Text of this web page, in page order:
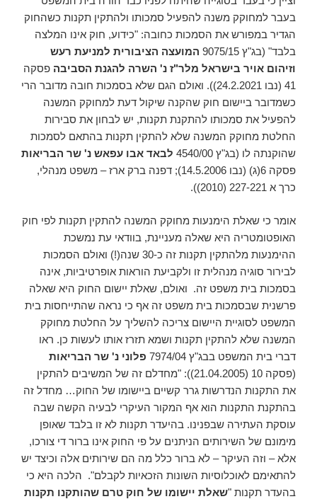
בעבר למחוקק משנה להפעיל סמכותו ולהתקין תקנות כשהחוק
הגדיר במפורש את הסמכות כחובה: "כידוע, חוק אינו המלצה
בלבד" (בג"ץ 9075/15
המועצה הציבורית למניעת רעש
וזיהום אויר בישראל מלר"ז נ' השרה להגנת הסביבה פסקה
41 (נבו 24.2.2021)). ואולם הגם שלא בסמכות חובה מדובר הרי
כשמדובר ביישום חוק שהקנה שיקול דעת למחוקק המשנה
להפעיל את סמכותו להתקנת תקנות, יש לבחון את סבירות
החלטת מחוקק המשנה שלא להתקין תקנות בהתאם לסמכות
שהוקנתה לו (בג"ץ 4540/00
לבאד אבו עפאש נ' שר הבריאות
פסקה 6(ג) (נבו 14.5.2006); דפנה ברק ארז – משפט מנהלי,
כרך א 227-221 (2010)).
אומר כי שאלת הימנעות מחוקק המשנה להתקין תקנות לפי חוק
האופטומטריה היא שאלה מעניינת, בוודאי עת נמשכת
ההימנעות מלהתקין תקנות זה כ-30 שנה(!) ואולם הסמכות
לבירור סוגיה מנהלית זו ולקביעת הוראות אופרטיביות, אינה
בסמכות בית משפט זה. ואולם, שאלת יישום החוק היא שאלה
פרשנית שבסמכות בית משפט זה אף כי נראה שהתייחסות בית
המשפט לסוגיית היישום צריכה להשליך על החלטת מחוקק
המשנה שלא להתקין תקנות ושמא תזרז אותו לעשות כן. ראו
דברי בית המשפט בבג"ץ 7974/04
פלוני נ' שר הבריאות
(פסקה 10 (21.04.2005)): "מחדלם זה של המשיבים להתקין
את התקנות הנדרשות גרר קשיים ביישומו של החוק… מחדל זה
בהתקנת התקנות הוא אף המקור העיקרי לבעיה הקשה שבה
עוסקת העתירה שבפנינו. בהיעדר תקנות לא זו בלבד שאופן
מימונם של השירותים הניתנים על פי החוק אינו ברור די צורכו,
אלא – וזה העיקר – לא ברור כלל מה הם שירותים אלה וכיצד יש
להתאימם לאוכלוסיות השונות הזכאיות לקבלם". הלכה היא כי
בהעדר תקנות "שאלת יישומו של חוק טרם שהותקנו תקנות